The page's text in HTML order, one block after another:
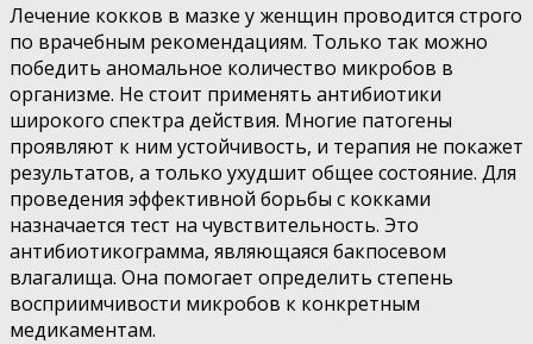
Лечение кокков в мазке у женщин проводится строго
по врачебным рекомендациям. Только так можно
победить аномальное количество микробов в
организме. Не стоит применять антибиотики
широкого спектра действия. Многие патогены
проявляют к ним устойчивость, и терапия не покажет
результатов, а только ухудшит общее состояние. Для
проведения эффективной борьбы с кокками
назначается тест на чувствительность. Это
антибиотикограмма, являющаяся бакпосевом
влагалища. Она помогает определить степень
восприимчивости микробов к конкретным
медикаментам.